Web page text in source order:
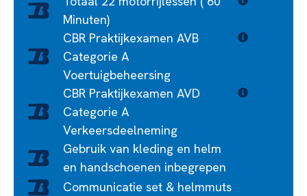
Minuten)
CBR Praktijkexamen AVB
Categorie A
Voertuigbeheersing
CBR Praktijkexamen AVD
Categorie A
Verkeersdeelneming
Gebruik van kleding en helm
en handschoenen inbegrepen
Communicatie set & helmmuts